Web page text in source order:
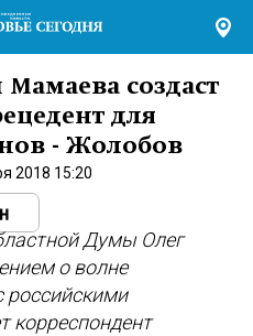
создаст
для
- Жолобов
2018 15:20
Думы Олег
о волне
российскими
корреспондент